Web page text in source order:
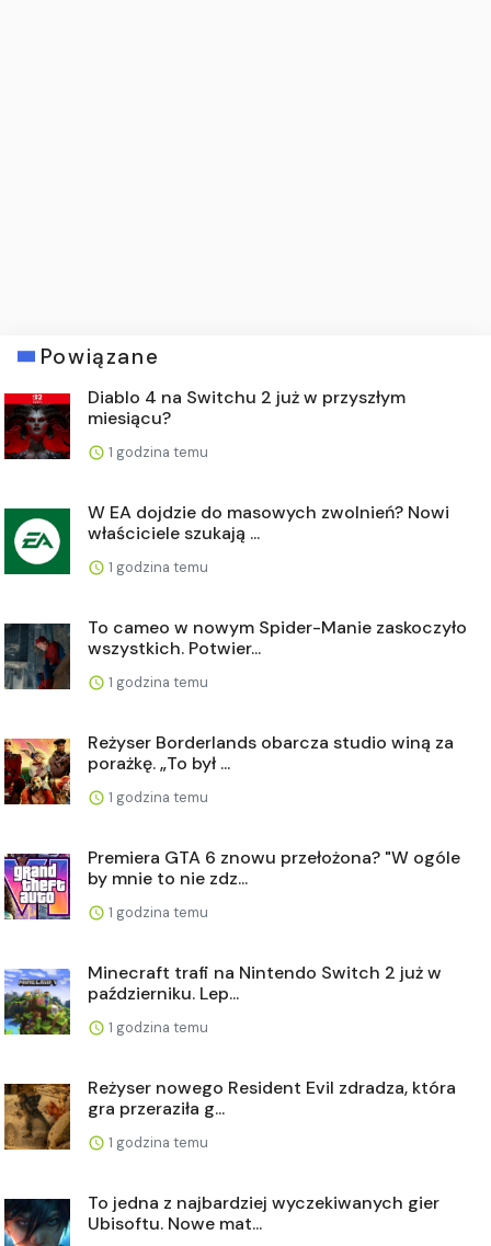
Powiązane
Diablo 4 na Switchu 2 już w przyszłym
miesiącu?
1 godzina temu
W EA dojdzie do masowych zwolnień? Nowi
właściciele szukają ...
1 godzina temu
To cameo w nowym Spider-Manie zaskoczyło
wszystkich. Potwier...
1 godzina temu
Reżyser Borderlands obarcza studio winą za
porażkę. „To był ...
1 godzina temu
Premiera GTA 6 znowu przełożona? "W ogóle
by mnie to nie zdz...
1 godzina temu
Minecraft trafi na Nintendo Switch 2 już w
październiku. Lep...
1 godzina temu
Reżyser nowego Resident Evil zdradza, która
gra przeraziła g...
1 godzina temu
To jedna z najbardziej wyczekiwanych gier
Ubisoftu. Nowe mat...